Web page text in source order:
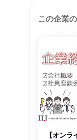
この企業
【オン